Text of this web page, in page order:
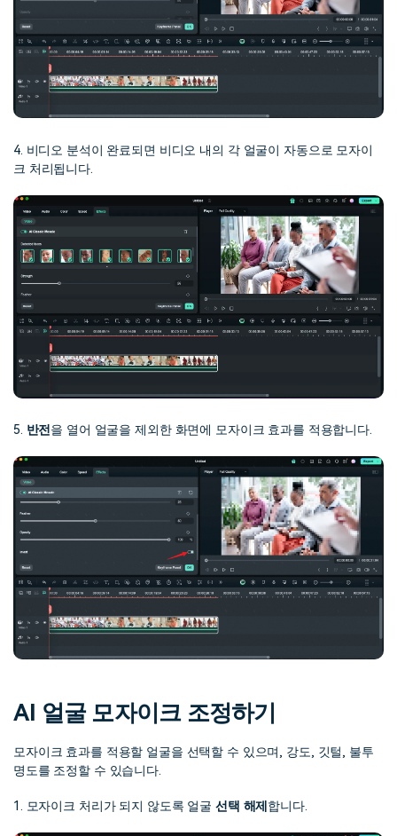
4. 비디오 분석이 완료되면 비디오 내의 각 얼굴이 자동으로 모자이
크 처리됩니다.
5. 반전을 열어 얼굴을 제외한 화면에 모자이크 효과를 적용합니다.
AI 얼굴 모자이크 조정하기
모자이크 효과를 적용할 얼굴을 선택할 수 있으며, 강도, 깃털, 불투
명도를 조정할 수 있습니다.
1. 모자이크 처리가 되지 않도록 얼굴 선택 해제 합니다.